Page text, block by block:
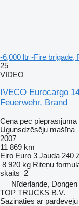
-6,000 ltr -Fire brigade,
25
VIDEO
IVECO Eurocargo
Feuerwehr, Brand
Cena pēc pieprasījuma
Ugunsdzēsēju mašīna
2007
11 869 km
Eiro Euro 3 Jauda 240
8 920 kg Riteņu
skaits 2
Nīderlande, Dongen
TOP TRUCKS B.V.
Sazināties ar pārdevēju